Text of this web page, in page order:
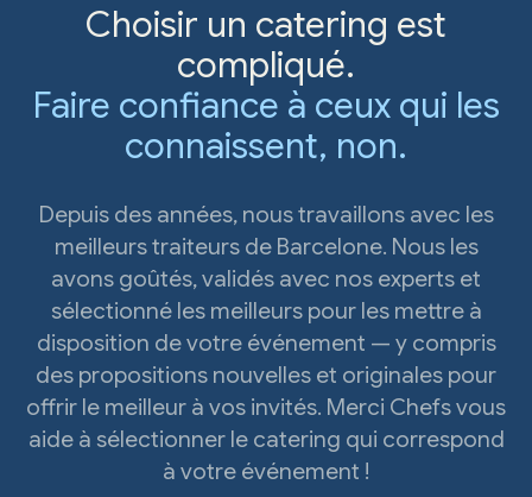
Choisir un catering est
compliqué.
Faire confiance à ceux qui les
connaissent, non.
Depuis des années, nous travaillons avec les
meilleurs traiteurs de Barcelone. Nous les
avons goûtés, validés avec nos experts et
sélectionné les meilleurs pour les mettre à
disposition de votre événement — y compris
des propositions nouvelles et originales pour
offrir le meilleur à vos invités. Merci Chefs vous
aide à sélectionner le catering qui correspond
à votre événement !